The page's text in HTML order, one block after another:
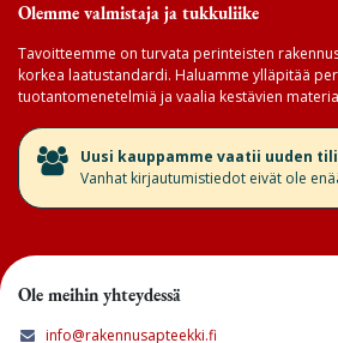
Olemme valmistaja ja tukkuliike
Tavoitteemme on turvata perinteisten
korkea laatustandardi. Haluamme ylläpitää
tuotantomenetelmiä ja vaalia kestävien
​Uusi kauppamme vaatii uuden
Vanhat kirjautumistiedot eivät ole
Ole meihin yhteydessä
info@rakennusapteekki.fi